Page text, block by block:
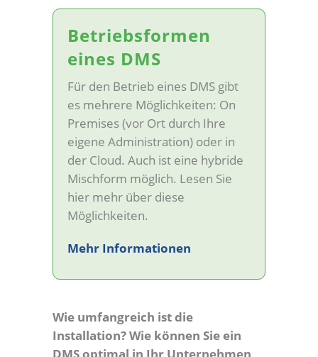
Betriebsformen
eines DMS
Für den Betrieb eines DMS gibt
es mehrere Möglichkeiten: On
Premises (vor Ort durch Ihre
eigene Administration) oder in
der Cloud. Auch ist eine hybride
Mischform möglich. Lesen Sie
hier mehr über diese
Möglichkeiten.
Mehr Informationen
Wie umfangreich ist die
Installation? Wie können Sie ein